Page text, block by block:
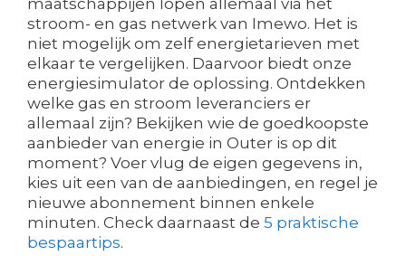
stroom- en gas netwerk van Imewo. Het is
niet mogelijk om zelf energietarieven met
elkaar te vergelijken. Daarvoor biedt onze
energiesimulator de oplossing. Ontdekken
welke gas en stroom leveranciers er
allemaal zijn? Bekijken wie de goedkoopste
aanbieder van energie in Outer is op dit
moment? Voer vlug de eigen gegevens in,
kies uit een van de aanbiedingen, en regel je
nieuwe abonnement binnen enkele
minuten. Check daarnaast de 5 praktische
bespaartips.